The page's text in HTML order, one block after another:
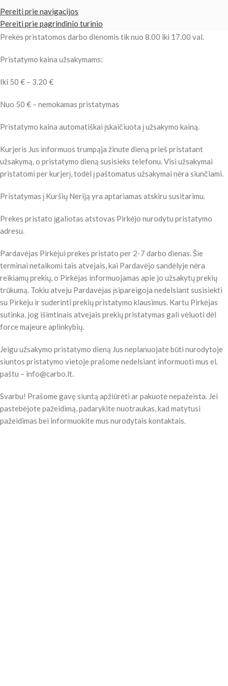
Pereiti prie navigacijos
Pereiti prie pagrindinio turinio
Prekės pristatomos darbo dienomis tik nuo 8.00 iki 17.00 val.
Pristatymo kaina užsakymams:
Iki 50 € – 3.20 €
Nuo 50 € – nemokamas pristatymas
Pristatymo kaina automatiškai įskaičiuota į užsakymo kainą.
Kurjeris Jus informuos trumpąja žinute dieną prieš pristatant
užsakymą, o pristatymo dieną susisieks telefonu. Visi užsakymai
pristatomi per kurjerį, todėl į paštomatus užsakymai nėra siunčiami.
Pristatymas į Kuršių Neriją yra aptariamas atskiru susitarimu.
Prekes pristato įgaliotas atstovas Pirkėjo nurodytu pristatymo
adresu.
Pardavėjas Pirkėjui prekes pristato per 2-7 darbo dienas. Šie
terminai netaikomi tais atvejais, kai Pardavėjo sandėlyje nėra
reikiamų prekių, o Pirkėjas informuojamas apie jo užsakytų prekių
trūkumą. Tokiu atveju Pardavėjas įsipareigoja nedelsiant susisiekti
su Pirkėju ir suderinti prekių pristatymo klausimus. Kartu Pirkėjas
sutinka, jog išimtinais atvejais prekių pristatymas gali vėluoti dėl
force majeure aplinkybių.
Jeigu užsakymo pristatymo dieną Jus neplanuojate būti nurodytoje
siuntos pristatymo vietoje prašome nedelsiant informuoti mus el.
paštu – info@carbo.lt.
Svarbu! Prašome gavę siuntą apžiūrėti ar pakuotė nepažeista. Jei
pastebėjote pažeidimą, padarykite nuotraukas, kad matytusi
pažeidimas bei informuokite mus nurodytais kontaktais.